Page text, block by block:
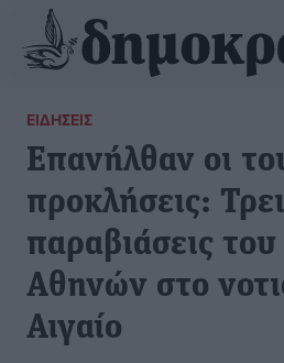
ΕΙΔΉΣΕΙΣ
Επανήλθαν οι
προκλήσεις:
παραβιάσεις
Αθηνών στο
Αιγαίο